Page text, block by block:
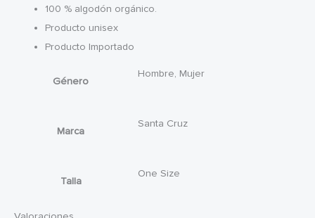
100 % algodón orgánico.
Producto unisex
Producto Importado
Género
Hombre, Mujer
Marca
Santa Cruz
Talla
One Size